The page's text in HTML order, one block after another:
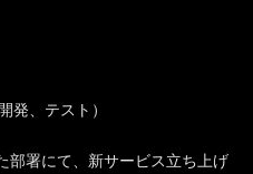
発、テスト）
部署にて、新サービス立ち上げ